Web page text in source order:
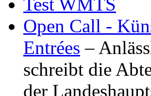
Open Call -
Entrées –
schreibt die
der